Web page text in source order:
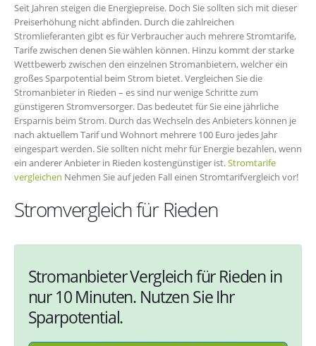
Seit Jahren steigen die Energiepreise. Doch Sie sollten sich mit dieser
Preiserhöhung nicht abfinden. Durch die zahlreichen
Stromlieferanten gibt es für Verbraucher auch mehrere Stromtarife,
Tarife zwischen denen Sie wählen können. Hinzu kommt der starke
Wettbewerb zwischen den einzelnen Stromanbietern, welcher ein
großes Sparpotential beim Strom bietet. Vergleichen Sie die
Stromanbieter in Rieden – es sind nur wenige Schritte zum
günstigeren Stromversorger. Das bedeutet für Sie eine jährliche
Ersparnis beim Strom. Durch das Wechseln des Anbieters können je
nach aktuellem Tarif und Wohnort mehrere 100 Euro jedes Jahr
eingespart werden. Sie sollten nicht mehr für Energie bezahlen, wenn
ein anderer Anbieter in Rieden kostengünstiger ist.Stromtarife
vergleichen Nehmen Sie auf jeden Fall einen Stromtarifvergleich vor!
Stromvergleich für Rieden
Stromanbieter Vergleich für Rieden in
nur 10 Minuten. Nutzen Sie Ihr
Sparpotential.